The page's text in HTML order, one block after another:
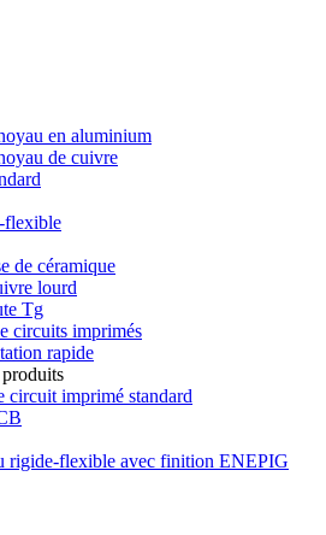
en aluminium
de cuivre
flexible
de céramique
lourd
Tg
circuits imprimés
rapide
circuit imprimé standard
rigide-flexible avec finition ENEPIG